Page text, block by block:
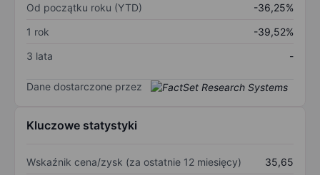
Od początku roku (YTD)
-36,25%
1 rok
-39,52%
3 lata
-
Dane dostarczone przez
Kluczowe statystyki
Wskaźnik cena/zysk (za ostatnie 12 miesięcy)
35,65